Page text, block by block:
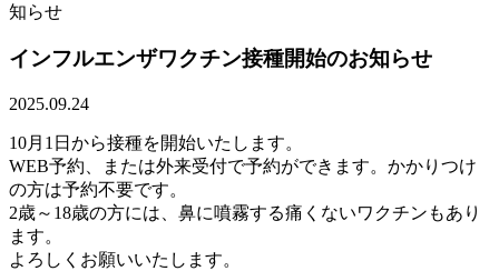
知らせ
インフルエンザワクチン接種開始のお知らせ
2025.09.24
10月1日から接種を開始いたします。
WEB予約、または外来受付で予約ができます。かかりつけ
の方は予約不要です。
2歳～18歳の方には、鼻に噴霧する痛くないワクチンもあり
ます。
よろしくお願いいたします。